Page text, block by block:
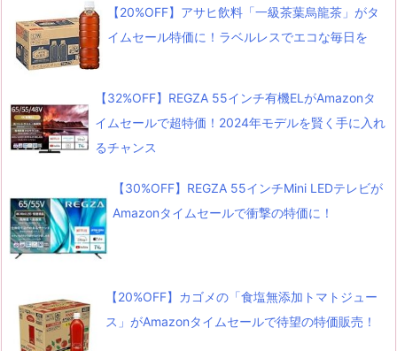
【20%OFF】アサヒ飲料「一級茶葉烏龍茶」がタ
イムセール特価に！ラベルレスでエコな毎日を
【32%OFF】REGZA 55インチ有機ELがAmazonタ
イムセールで超特価！2024年モデルを賢く手に入れ
るチャンス
【30%OFF】REGZA 55インチMini LEDテレビが
Amazonタイムセールで衝撃の特価に！
【20%OFF】カゴメの「食塩無添加トマトジュー
ス」がAmazonタイムセールで待望の特価販売！